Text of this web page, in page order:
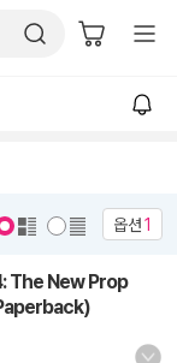
옵션1
The New Prop